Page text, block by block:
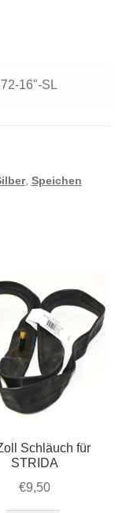
16"-SL
, Speichen
Schläuch für
STRIDA
€9,50